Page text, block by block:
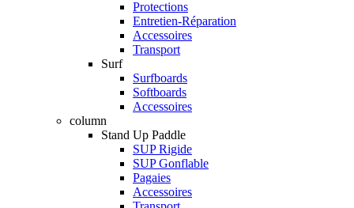
Protections
Entretien-Réparation
Accessoires
Transport
Surf
Surfboards
Softboards
Accessoires
column
Stand Up Paddle
SUP Rigide
SUP Gonflable
Pagaies
Accessoires